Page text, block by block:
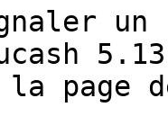
un
la page